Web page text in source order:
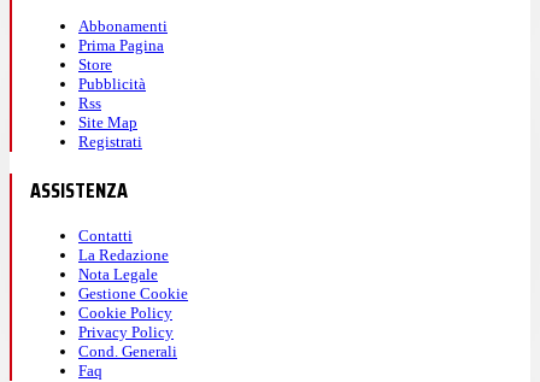
Abbonamenti
Prima Pagina
Store
Pubblicità
Rss
Site Map
Registrati
ASSISTENZA
Contatti
La Redazione
Nota Legale
Gestione Cookie
Cookie Policy
Privacy Policy
Cond. Generali
Faq